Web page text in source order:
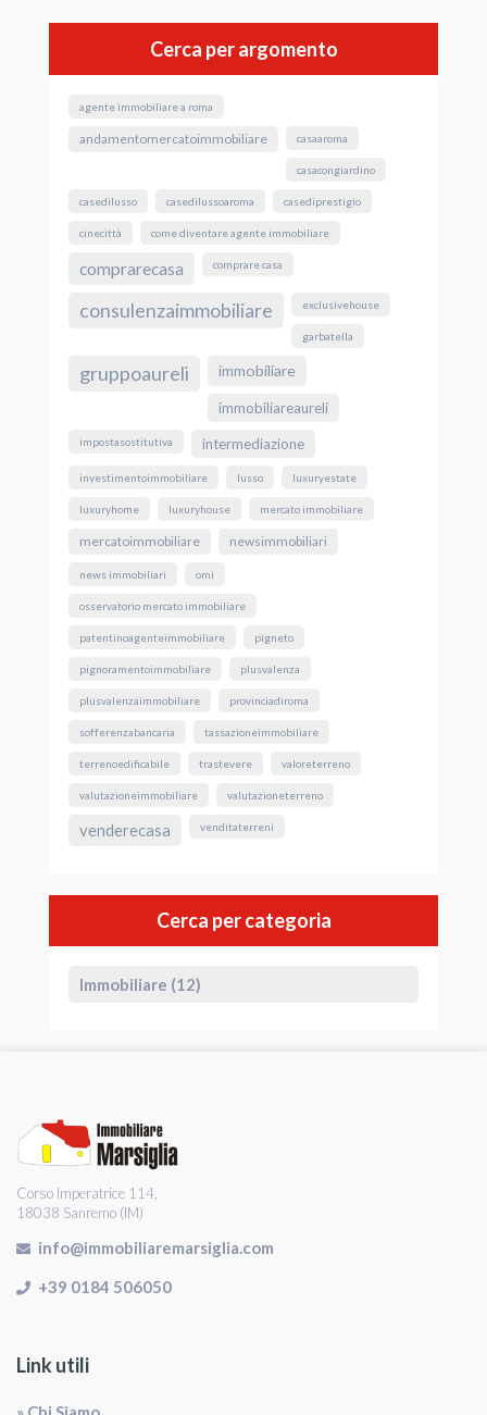
Cerca per argomento
agente immobiliare a roma
andamentomercatoimmobiliare casaaroma
casacongiardino
casedilusso casedilussoaroma casediprestigio
cinecittà come diventare agente immobiliare
comprarecasa comprare casa
consulenzaimmobiliare exclusivehouse
garbatella
gruppoaureli immobiliare
immobiliareaureli
impostasostitutiva intermediazione
investimentoimmobiliare lusso luxuryestate
luxuryhome luxuryhouse mercato immobiliare
mercatoimmobiliare newsimmobiliari
news immobiliari omi
osservatorio mercato immobiliare
patentinoagenteimmobiliare pigneto
pignoramentoimmobiliare plusvalenza
plusvalenzaimmobiliare provinciadiroma
sofferenzabancaria tassazioneimmobiliare
terrenoedificabile trastevere valoreterreno
valutazioneimmobiliare valutazioneterreno
venderecasa venditaterreni
Cerca per categoria
Immobiliare (12)
Corso Imperatrice 114,
18038 Sanremo (IM)
info@immobiliaremarsiglia.com
+39 0184 506050
Link utili